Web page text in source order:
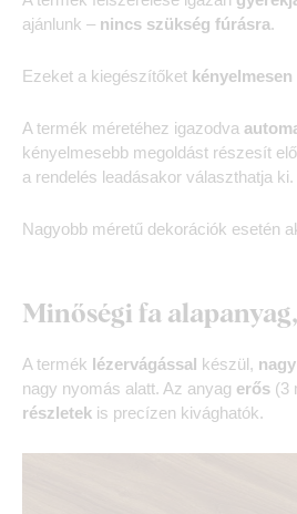
ajánlunk – nincs szükség fúrásra.
Ezeket a kiegészítőket
A termék méretéhez igazodva
kényelmesebb megoldást részesít
a rendelés leadásakor választhatja ki.
Nagyobb méretű dekorációk esetén
Minőségi fa
A termék lézervágással készül,
nagy nyomás alatt. Az anyag erős (3
részletek is precízen kivághatók.